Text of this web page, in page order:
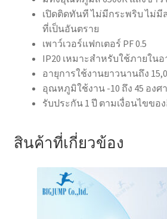
เปิดติดทันที ไม่มีกระพริบ ไม่มี
ที่เป็นอันตราย
เพาว์เวอร์แฟกเตอร์ PF 0.5
IP20 เหมาะสำหรับใช้ภายใน
อายุการใช้งานยาวนานถึง
อุณหภูมิใช้งาน -10 ถึง 45 องศ
รับประกัน 1 ปี ตามเงื่อนไขขอ
สินค้าที่เกี่ยวข้อง